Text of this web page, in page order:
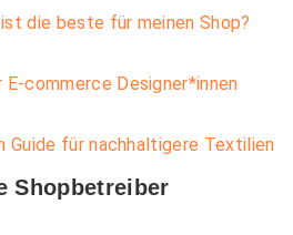
die beste für meinen Shop?
commerce Designer*innen
Guide für nachhaltigere Textilien
Shopbetreiber